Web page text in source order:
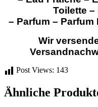
Toilette –
– Parfum – Parfum
Wir
Post Views: 143
Ähnliche